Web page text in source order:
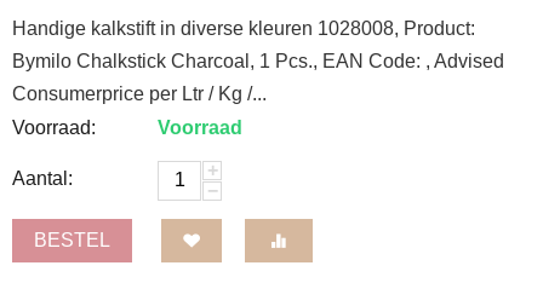
Handige kalkstift in diverse kleuren 1028008, Product:
Bymilo Chalkstick Charcoal, 1 Pcs., EAN Code: , Advised
Consumerprice per Ltr / Kg /...
Voorraad:
Voorraad
Aantal:
+
−
BESTEL